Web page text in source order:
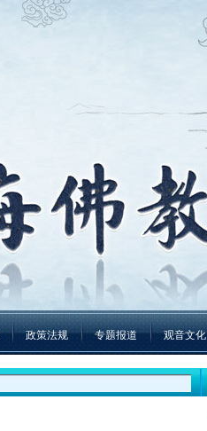
政策法规 专题报道 观音文化